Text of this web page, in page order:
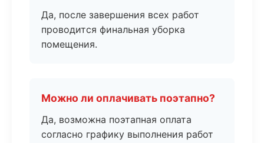
Да, после завершения всех работ
проводится финальная уборка
помещения.
Можно ли оплачивать поэтапно?
Да, возможна поэтапная оплата
согласно графику выполнения работ